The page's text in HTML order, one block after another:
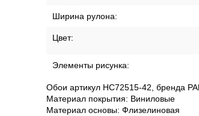
Ширина рулона:
Цвет:
Элементы рисунка:
Обои артикул HC72515-42, бренда
Материал покрытия: Виниловые
Материал основы: Флизелиновая